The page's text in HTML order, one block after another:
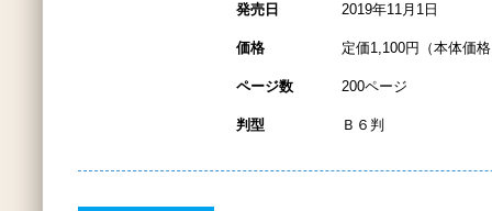
発売日 2019年11月1日
価格 定価1,100円（本体価
ページ数 200ページ
判型 Ｂ６判